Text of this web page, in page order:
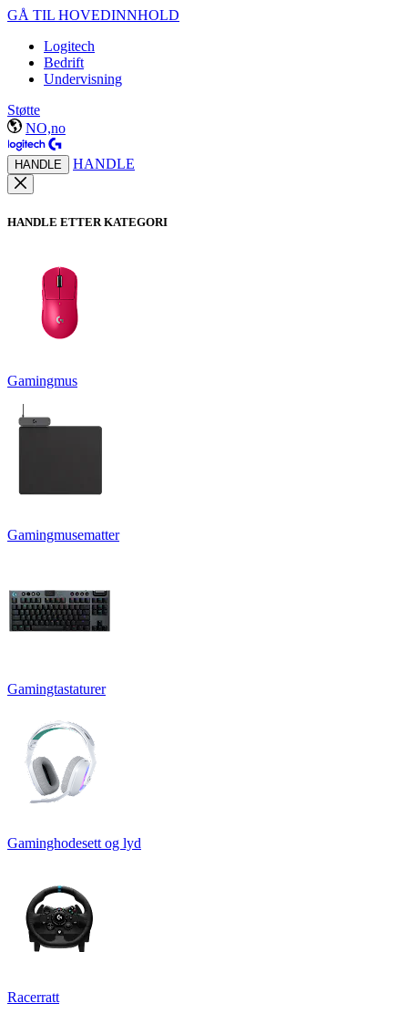
GÅ TIL HOVEDINNHOLD
Logitech
Bedrift
Undervisning
Støtte
NO,no
HANDLE HANDLE
HANDLE ETTER KATEGORI
Gamingmus
Gamingmusematter
Gamingtastaturer
Gaminghodesett og lyd
Racerratt